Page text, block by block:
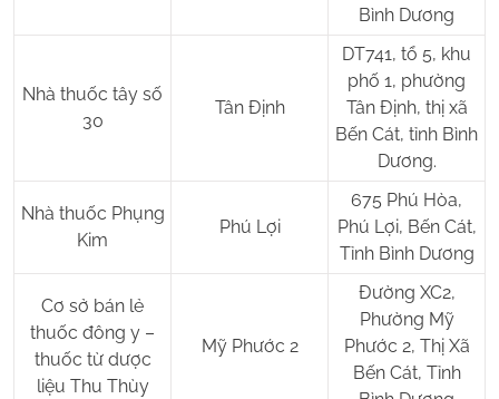
Bình Dương
Nhà thuốc tây số
30
Tân Định
DT741, tổ 5, khu
phố 1, phường
Tân Định, thị xã
Bến Cát, tỉnh Bình
Dương.
Nhà thuốc Phụng
Kim
Phú Lợi
675 Phú Hòa,
Phú Lợi, Bến Cát,
Tỉnh Bình Dương
Cơ sở bán lẻ
thuốc đông y –
thuốc từ dược
liệu Thu Thùy
Mỹ Phước 2
Đường XC2,
Phường Mỹ
Phước 2, Thị Xã
Bến Cát, Tỉnh